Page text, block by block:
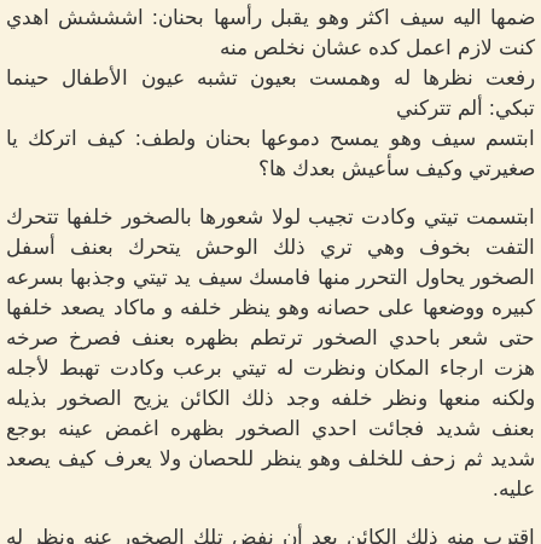
ضمها اليه سيف اكثر وهو يقبل رأسها بحنان: اشششش اهدي
كنت لازم اعمل كده عشان نخلص منه
رفعت نظرها له وهمست بعيون تشبه عيون الأطفال حينما
تبكي: ألم تتركني
ابتسم سيف وهو يمسح دموعها بحنان ولطف: كيف اتركك يا
صغيرتي وكيف سأعيش بعدك ها؟
ابتسمت تيتي وكادت تجيب لولا شعورها بالصخور خلفها تتحرك
التفت بخوف وهي تري ذلك الوحش يتحرك بعنف أسفل
الصخور يحاول التحرر منها فامسك سيف يد تيتي وجذبها بسرعه
كبيره ووضعها على حصانه وهو ينظر خلفه و ماكاد يصعد خلفها
حتى شعر باحدي الصخور ترتطم بظهره بعنف فصرخ صرخه
هزت ارجاء المكان ونظرت له تيتي برعب وكادت تهبط لأجله
ولكنه منعها ونظر خلفه وجد ذلك الكائن يزيح الصخور بذيله
بعنف شديد فجائت احدي الصخور بظهره اغمض عينه بوجع
شديد ثم زحف للخلف وهو ينظر للحصان ولا يعرف كيف يصعد
عليه.
اقترب منه ذلك الكائن بعد أن نفض تلك الصخور عنه ونظر له